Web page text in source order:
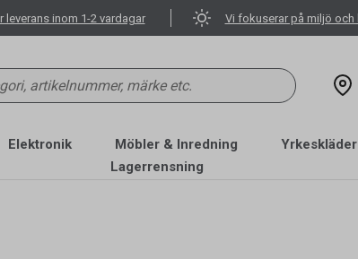
leverans inom 1-2 vardagar Vi fokuserar på miljö och
Elektronik Möbler & Inredning
Lagerrensning